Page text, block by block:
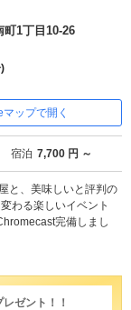
町1丁目10-26
ップで開く
宿泊 7,700 円 ～
と、美味しいと評判の
わる楽しいイベント
完備しまし
ゼント！！